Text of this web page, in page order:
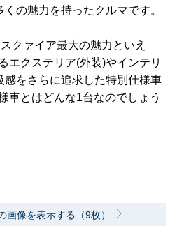
の魅力を持ったクルマです。
クァイア最大の魅力といえ
エクステリア(外装)やインテリ
感をさらに追求した特別仕様車
車とはどんな1台なのでしょう
画像を表示する（9枚）